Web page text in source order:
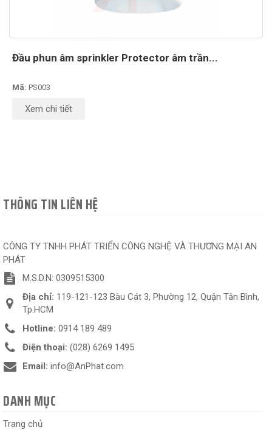
Đầu phun âm sprinkler Protector âm trần...
Mã: PS003
Xem chi tiết
THÔNG TIN LIÊN HỆ
CÔNG TY TNHH PHÁT TRIỂN CÔNG NGHỆ VÀ THƯƠNG MẠI AN
PHÁT
M.S.D.N: 0309515300
Địa chỉ: 119-121-123 Bàu Cát 3, Phường 12, Quận Tân Bình,
Tp.HCM
Hotline: 0914 189 489
Điện thoại: (028) 6269 1495
Email: info@AnPhat.com
DANH MỤC
Trang chủ